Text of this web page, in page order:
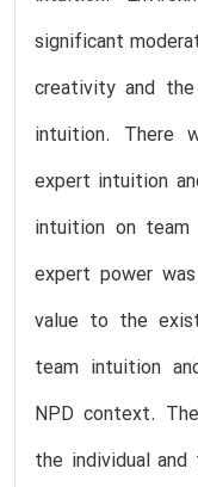
significant
creativity and
intuition. There
expert intuition
intuition on
expert power
value to the
team intuition
NPD context.
the individual